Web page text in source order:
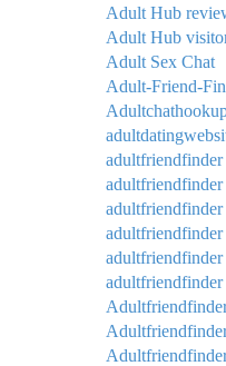
Adult Hub
Adult Hub
Adult Sex Chat
Adult-Friend-
adultfriendfinder
adultfriendfinder
adultfriendfinder
adultfriendfinder